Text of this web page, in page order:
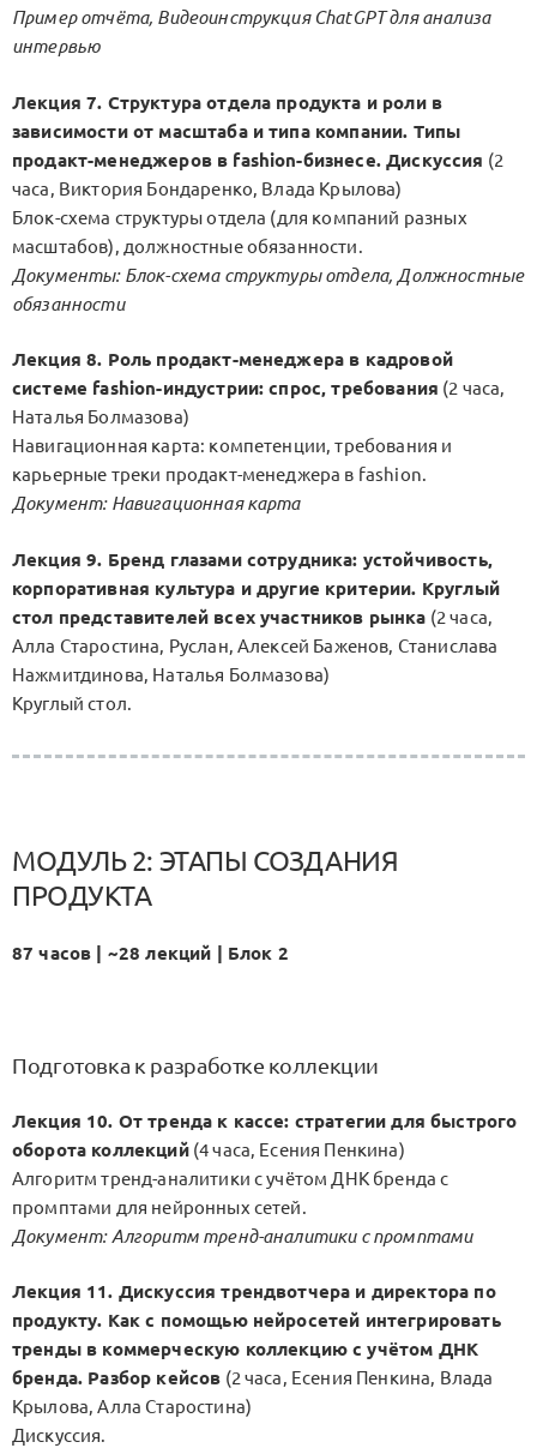
Пример отчёта, Видеоинструкция ChatGPT для анализа
интервью
Лекция 7. Структура отдела продукта и роли в
зависимости от масштаба и типа компании. Типы
продакт-менеджеров в fashion-бизнесе. Дискуссия (2
часа, Виктория Бондаренко, Влада Крылова)
Блок-схема структуры отдела (для компаний разных
масштабов), должностные обязанности.
Документы: Блок-схема структуры отдела, Должностные
обязанности
Лекция 8. Роль продакт-менеджера в кадровой
системе fashion-индустрии: спрос, требования (2 часа,
Наталья Болмазова)
Навигационная карта: компетенции, требования и
карьерные треки продакт-менеджера в fashion.
Документ: Навигационная карта
Лекция 9. Бренд глазами сотрудника: устойчивость,
корпоративная культура и другие критерии. Круглый
стол представителей всех участников рынка (2 часа,
Алла Старостина, Руслан, Алексей Баженов, Станислава
Нажмитдинова, Наталья Болмазова)
Круглый стол.
МОДУЛЬ 2: ЭТАПЫ СОЗДАНИЯ
ПРОДУКТА
87 часов | ~28 лекций | Блок 2
Подготовка к разработке коллекции
Лекция 10. От тренда к кассе: стратегии для быстрого
оборота коллекций(4 часа, Есения Пенкина)
Алгоритм тренд-аналитики с учётом ДНК бренда с
промптами для нейронных сетей.
Документ: Алгоритм тренд-аналитики с промптами
Лекция 11. Дискуссия трендвотчера и директора по
продукту. Как с помощью нейросетей интегрировать
тренды в коммерческую коллекцию с учётом ДНК
бренда. Разбор кейсов (2 часа, Есения Пенкина, Влада
Крылова, Алла Старостина)
Дискуссия.